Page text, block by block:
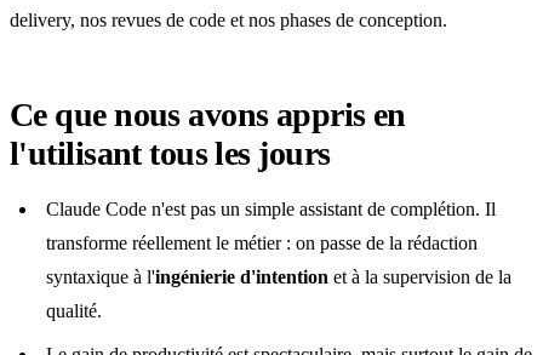
delivery, nos revues de code et nos phases de conception.
Ce que nous avons appris en
l'utilisant tous les jours
Claude Code n'est pas un simple assistant de complétion. Il
transforme réellement le métier : on passe de la rédaction
syntaxique à l'ingénierie d'intention et à la supervision de la
qualité.